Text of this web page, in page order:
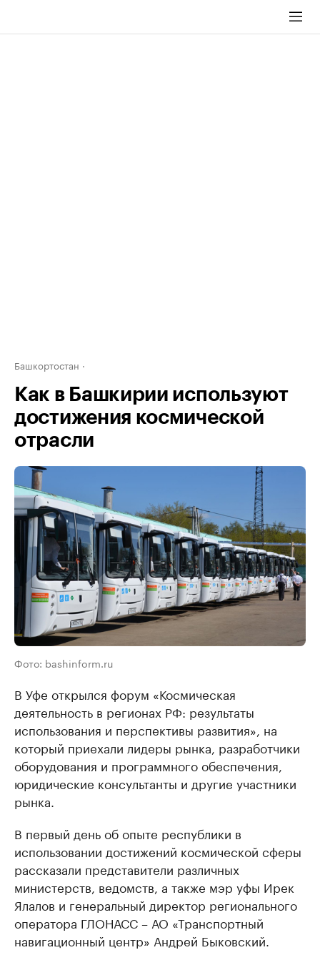
Башкортостан
Как в Башкирии используют
достижения космической
отрасли
Фото: bashinform.ru
В Уфе открылся форум «Космическая
деятельность в регионах РФ: результаты
использования и перспективы развития», на
который приехали лидеры рынка, разработчики
оборудования и программного обеспечения,
юридические консультанты и другие участники
рынка.
В первый день об опыте республики в
использовании достижений космической сферы
рассказали представители различных
министерств, ведомств, а также мэр уфы Ирек
Ялалов и генеральный директор регионального
оператора ГЛОНАСС – АО «Транспортный
навигационный центр» Андрей Быковский.